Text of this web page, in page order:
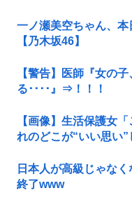
一ノ瀬美空ちゃん、本
【乃木坂46】
【警告】医師『女の
る････』⇒！！！
【画像】生活保護女
れのどこが“いい思い”
日本人が高級じゃな
終了www